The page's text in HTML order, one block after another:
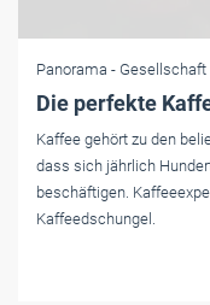
Panorama - Gesellschaft
Die perfekte
Kaffee gehört zu den
dass sich jährlich
beschäftigen.
Kaffeedschungel.